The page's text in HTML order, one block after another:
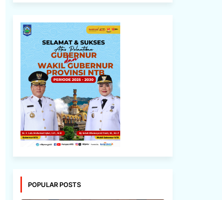
POPULAR POSTS